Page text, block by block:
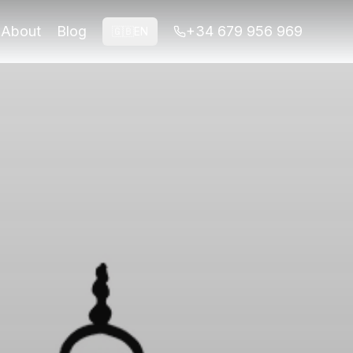
drukte bij het Alhambra. 2. Draag
Met hun audiotour kun je rekenen op
ochtend. Ook nemen sommige bezoekers niet de
About Blog +34 679 956 969